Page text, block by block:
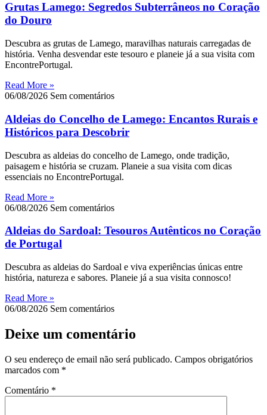
Grutas Lamego: Segredos Subterrâneos no Coração
do Douro
Descubra as grutas de Lamego, maravilhas naturais carregadas de
história. Venha desvendar este tesouro e planeie já a sua visita com
EncontrePortugal.
Read More »
06/08/2026 Sem comentários
Aldeias do Concelho de Lamego: Encantos Rurais e
Históricos para Descobrir
Descubra as aldeias do concelho de Lamego, onde tradição,
paisagem e história se cruzam. Planeie a sua visita com dicas
essenciais no EncontrePortugal.
Read More »
06/08/2026 Sem comentários
Aldeias do Sardoal: Tesouros Autênticos no Coração
de Portugal
Descubra as aldeias do Sardoal e viva experiências únicas entre
história, natureza e sabores. Planeie já a sua visita connosco!
Read More »
06/08/2026 Sem comentários
Deixe um comentário
O seu endereço de email não será publicado. Campos obrigatórios
marcados com *
Comentário *